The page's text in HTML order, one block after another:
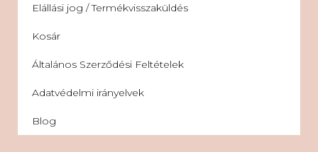
Elállási jog / Termékvisszaküldés
Kosár
Általános Szerződési Feltételek
Adatvédelmi irányelvek
Blog